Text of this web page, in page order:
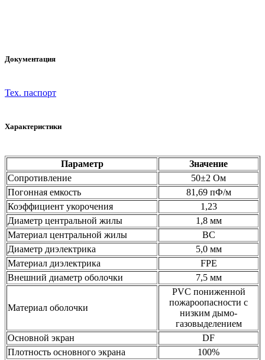
Документация
Тех. паспорт
Характеристики
Параметр
Значение
Сопротивление
50±2 Ом
Погонная емкость
81,69 пФ/м
Коэффициент укорочения
1,23
Диаметр центральной жилы
1,8 мм
Материал центральной жилы
BC
Диаметр диэлектрика
5,0 мм
Материал диэлектрика
FPE
Внешний диаметр оболочки
7,5 мм
Материал оболочки
PVC пониженной
пожароопасности с
низким дымо-
газовыделением
Основной экран
DF
Плотность основного экрана
100%